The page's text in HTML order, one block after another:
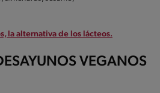
la alternativa de los lácteos.
VEGANOS